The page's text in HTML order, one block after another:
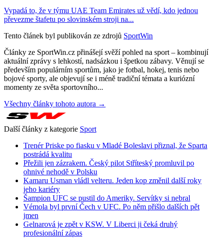
Vypadá to, že v týmu UAE Team Emirates už vědí, kdo jednou
převezme štafetu po slovinském stroji na...
Tento článek byl publikován ze zdrojů SportWin
Články ze SportWin.cz přinášejí svěží pohled na sport – kombinují
aktuální zprávy s lehkostí, nadsázkou i špetkou zábavy. Věnují se
především populárním sportům, jako je fotbal, hokej, tenis nebo
bojové sporty, ale objevují se i méně tradiční témata a kuriózní
momenty ze světa sportovního...
Všechny články tohoto autora →
Další články z kategorie Sport
Trenér Priske po fiasku v Mladé Boleslavi přiznal, že Sparta
postrádá kvalitu
Přežili jen zázrakem. Český pilot Stříteský promluvil po
ohnivé nehodě v Polsku
Kamaru Usman vládl velteru. Jeden kop změnil další roky
jeho kariéry
Šampion UFC se pustil do Ameriky. Servítky si nebral
Vémola byl první Čech v UFC. Po něm přišlo dalších pět
jmen
Gelnarová je zpět v KSW. V Liberci ji čeká druhý
profesionální zápas